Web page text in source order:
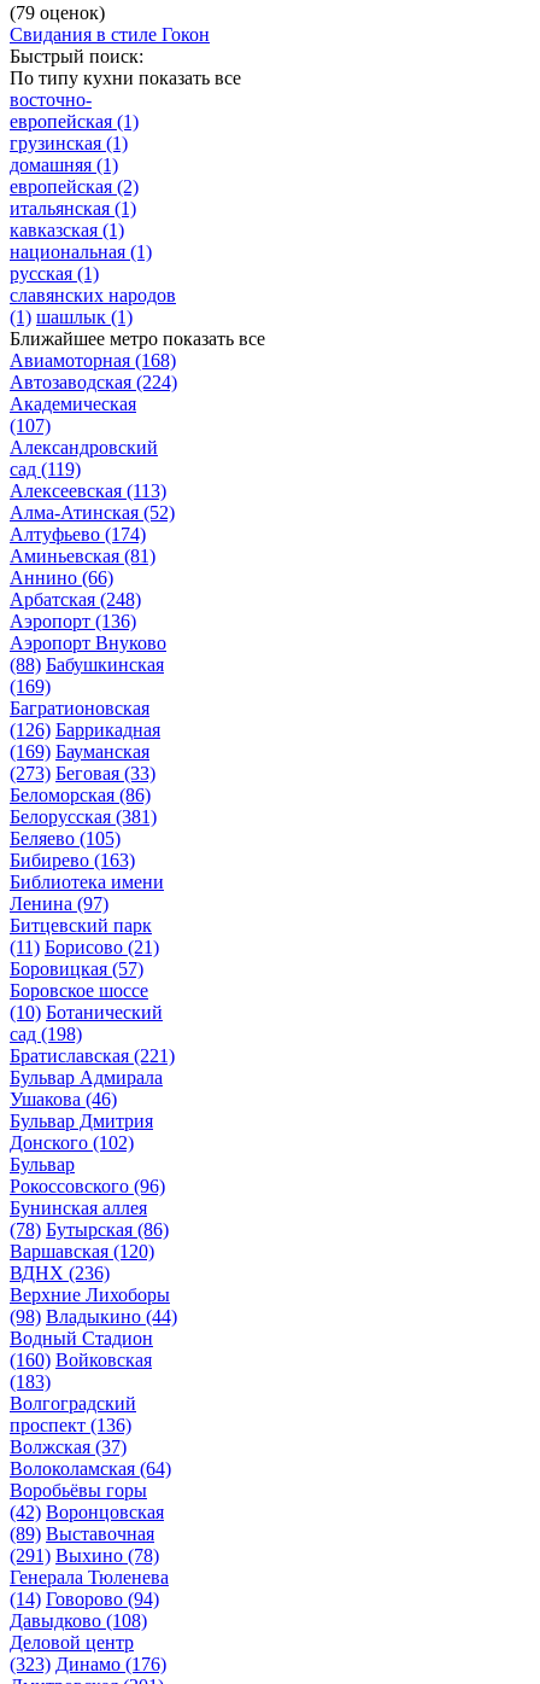
(79 оценок)
Свидания в стиле Гокон
Быстрый поиск:
По типу кухни показать все
восточно-
европейская (1)
грузинская (1)
домашняя (1)
европейская (2)
итальянская (1)
кавказская (1)
национальная (1)
русская (1)
славянских народов
(1) шашлык (1)
Ближайшее метро показать все
Авиамоторная (168)
Автозаводская (224)
Академическая
(107)
Александровский
сад (119)
Алексеевская (113)
Алма-Атинская (52)
Алтуфьево (174)
Аминьевская (81)
Аннино (66)
Арбатская (248)
Аэропорт (136)
Аэропорт Внуково
(88) Бабушкинская
(169)
Багратионовская
(126) Баррикадная
(169) Бауманская
(273) Беговая (33)
Беломорская (86)
Белорусская (381)
Беляево (105)
Бибирево (163)
Библиотека имени
Ленина (97)
Битцевский парк
(11) Борисово (21)
Боровицкая (57)
Боровское шоссе
(10) Ботанический
сад (198)
Братиславская (221)
Бульвар Адмирала
Ушакова (46)
Бульвар Дмитрия
Донского (102)
Бульвар
Рокоссовского (96)
Бунинская аллея
(78) Бутырская (86)
Варшавская (120)
ВДНХ (236)
Верхние Лихоборы
(98) Владыкино (44)
Водный Стадион
(160) Войковская
(183)
Волгоградский
проспект (136)
Волжская (37)
Волоколамская (64)
Воробьёвы горы
(42) Воронцовская
(89) Выставочная
(291) Выхино (78)
Генерала Тюленева
(14) Говорово (94)
Давыдково (108)
Деловой центр
(323) Динамо (176)